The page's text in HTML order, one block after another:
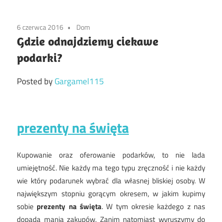
6 czerwca 2016 Dom
Gdzie odnajdziemy ciekawe
podarki?
Posted byGargamel115
prezenty na święta
Kupowanie oraz oferowanie podarków, to nie lada
umiejętność. Nie każdy ma tego typu zręczność i nie każdy
wie który podarunek wybrać dla własnej bliskiej osoby. W
największym stopniu gorącym okresem, w jakim kupimy
sobie prezenty na święta. W tym okresie każdego z nas
dopada mania zakupów. Zanim natomiast wyruszymy do